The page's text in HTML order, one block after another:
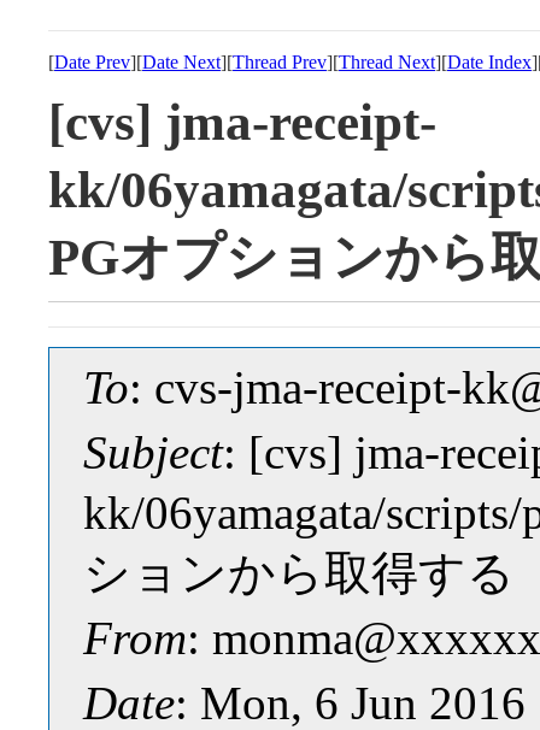
[Date Prev][Date Next][Thread Prev][Thread Next][Date Index
[cvs] jma-receipt-
kk/06yamagata/
PGオプションから
To: cvs-jma-receipt-
Subject: [cvs] jma-
kk/06yamagata/
ションから取得する
From:
Date: Mon, 6 Jun